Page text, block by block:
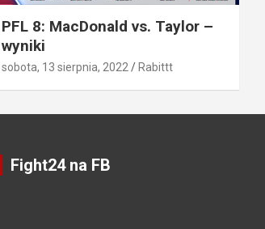
PFL 8: MacDonald vs. Taylor –
wyniki
sobota, 13 sierpnia, 2022 Rabittt
Fight24 na FB